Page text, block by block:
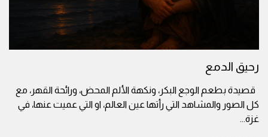
رحيق الدمع
قصيدة بطعم الوجع البكر، ونكهة الألم المحض، ورائحة القهر، مع
كل الصور والمشاهد التي رأتها عين العالم، او التي عميت عنها، في
غزة...